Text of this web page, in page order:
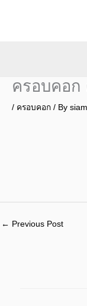
ครอบคอก
/ ครอบคอก / By
← Previous Post